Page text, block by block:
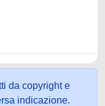
da copyright e
indicazione.